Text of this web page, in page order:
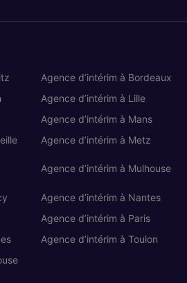
pendant votre visite... C'est
Agence d’intérim à Bordeaux
Agence d’intérim à Lille
Agence d’intérim à Mans
Agence d’intérim à Metz
Agence d’intérim à Mulhouse
Agence d’intérim à Nantes
Agence d’intérim à Paris
Agence d’intérim à Toulon